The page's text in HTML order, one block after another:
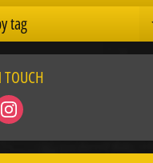
tag
TOUCH